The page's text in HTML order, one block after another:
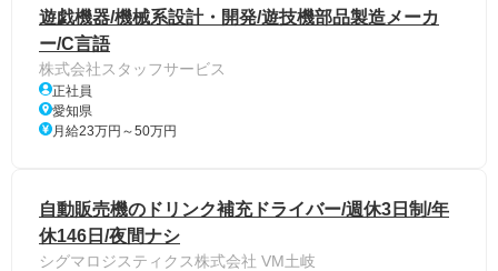
遊戯機器/機械系設計・開発/遊技機部品製造メーカ
ー/C言語
株式会社スタッフサービス
正社員
愛知県
月給23万円～50万円
自動販売機のドリンク補充ドライバー/週休3日制/年
休146日/夜間ナシ
シグマロジスティクス株式会社 VM土岐